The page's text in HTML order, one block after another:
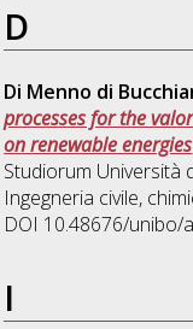
D
Di Menno di
processes for the
on renewable energies
Studiorum Università
Ingegneria civile,
DOI 10.48676/
I